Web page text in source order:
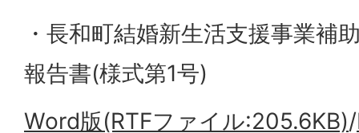
・長和町結婚新生活支援事業補
報告書(様式第1号)
Word版(RTFファイル:205.6KB)/